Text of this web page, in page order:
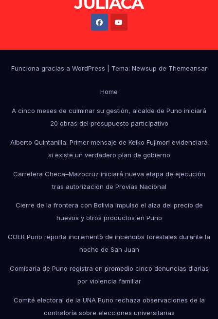
Funciona gracias a WordPress Tema: Newsup de Themeansar
Home
A cinco meses de culminar su gestión, alcalde de Puno iniciará
20 obras del presupuesto participativo
Alberto Quintanilla: Primer mensaje de Keiko Fujimori evidenciará
si existe un verdadero plan de gobierno
Carretera Checa–Mazocruz iniciará nueva etapa de ejecución
tras autorización de Provías Nacional
Cierre de la frontera con Bolivia impulsó el alza del precio de
huevos y otros productos en Puno
COER Puno reporta incremento de incendios forestales durante la
noche de San Juan
Comisaría de Puno registra en promedio cinco denuncias diarias
por violencia familiar
Comité electoral de la UNA Puno rechaza observaciones de la
contraloría sobre elecciones universitarias